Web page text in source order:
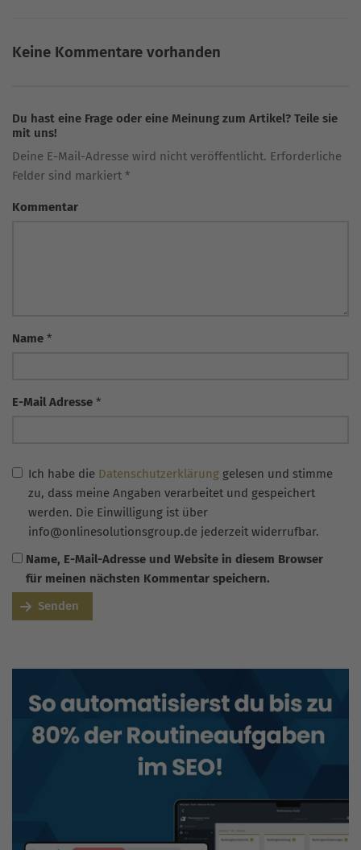
Keine Kommentare vorhanden
Du hast eine Frage oder eine Meinung zum Artikel? Teile sie
mit uns!
Deine E-Mail-Adresse wird nicht veröffentlicht. Erforderliche
Felder sind markiert *
Kommentar
Name *
E-Mail Adresse *
Ich habe die Datenschutzerklärung gelesen und stimme
zu, dass meine Angaben verarbeitet und gespeichert
werden. Die Einwilligung ist über
info@onlinesolutionsgroup.de jederzeit widerrufbar.
Name, E-Mail-Adresse und Website in diesem Browser
für meinen nächsten Kommentar speichern.
Senden